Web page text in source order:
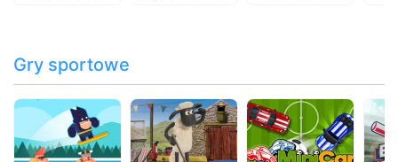
Gry sportowe